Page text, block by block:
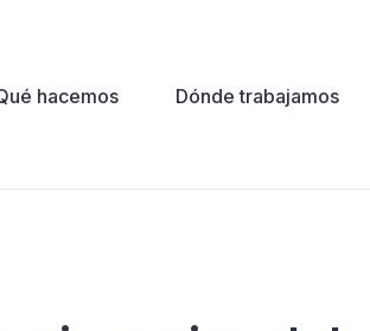
hacemos Dónde trabajamos